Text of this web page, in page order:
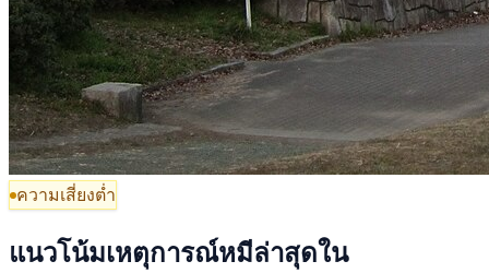
ความเสี่ยงต่ำ
แนวโน้มเหตุการณ์หมีล่าสุดใน